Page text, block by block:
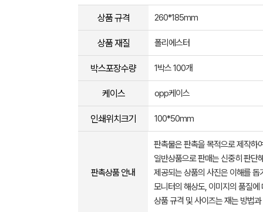
상품 규격 260*185mm
상품 재질 폴리에스터
박스포장수량 1박스 100개
케이스 opp케이스
인쇄위치크기 100*50mm
판촉상품 안내
판촉물은 판촉을 목적으로 제작하
일반상품으로 판매는 신중히 판단
제공되는 상품의 사진은 이해를
모니터의 해상도, 이미지의 품질
상품 규격 및 사이즈는 재는 방법